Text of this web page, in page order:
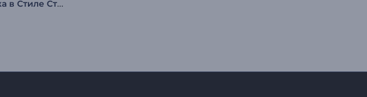
Заставка в Стиле Стомп